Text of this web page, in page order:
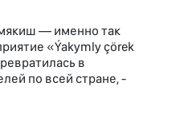
— именно так
«Ýakymly çörek
в
по всей стране, -